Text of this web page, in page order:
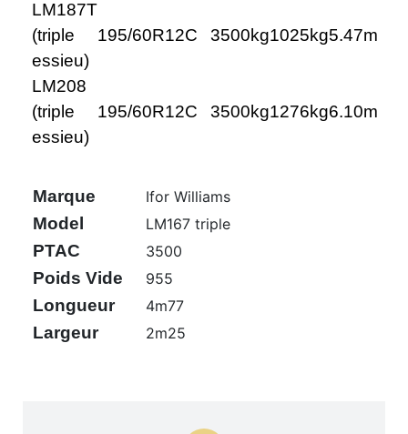
LM187T
(triple
essieu)
195/60R12C 3500kg1025kg5.47m
LM208
(triple
essieu)
195/60R12C 3500kg1276kg6.10m
Marque Ifor Williams
Model LM167 triple
PTAC 3500
Poids Vide 955
Longueur 4m77
Largeur 2m25